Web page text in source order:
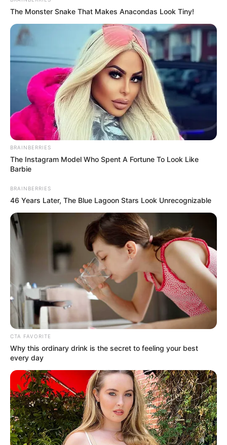
The Monster Snake That Makes Anacondas Look Tiny!
BRAINBERRIES
The Instagram Model Who Spent A Fortune To Look Like
Barbie
BRAINBERRIES
46 Years Later, The Blue Lagoon Stars Look Unrecognizable
CTA FAVORITE
Why this ordinary drink is the secret to feeling your best
every day